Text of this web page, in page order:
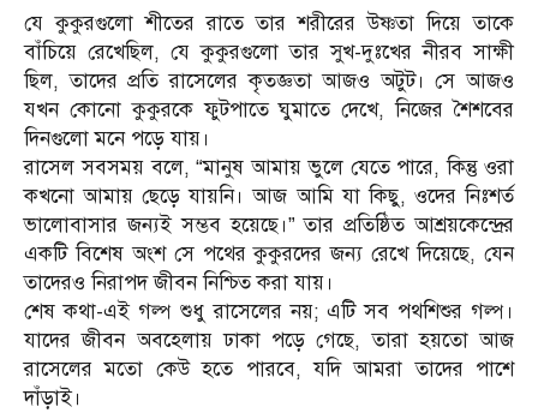
যে কুকুরগুলো শীতের রাতে তার শরীরের উষ্ণতা দিয়ে তাকে
বাঁচিয়ে রেখেছিল, যে কুকুরগুলো তার সুখ-দুঃখের নীরব সাক্ষী
ছিল, তাদের প্রতি রাসেলের কৃতজ্ঞতা আজও অটুট। সে আজও
যখন কোনো কুকুরকে ফুটপাতে ঘুমাতে দেখে, নিজের শৈশবের
দিনগুলো মনে পড়ে যায়।
রাসেল সবসময় বলে, “মানুষ আমায় ভুলে যেতে পারে, কিন্তু ওরা
কখনো আমায় ছেড়ে যায়নি। আজ আমি যা কিছু, ওদের নিঃশর্ত
ভালোবাসার জন্যই সম্ভব হয়েছে।” তার প্রতিষ্ঠিত আশ্রয়কেন্দ্রের
একটি বিশেষ অংশ সে পথের কুকুরদের জন্য রেখে দিয়েছে, যেন
তাদেরও নিরাপদ জীবন নিশ্চিত করা যায়।
শেষ কথা-এই গল্প শুধু রাসেলের নয়; এটি সব পথশিশুর গল্প।
যাদের জীবন অবহেলায় ঢাকা পড়ে গেছে, তারা হয়তো আজ
রাসেলের মতো কেউ হতে পারবে, যদি আমরা তাদের পাশে
দাঁড়াই।